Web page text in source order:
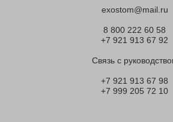
exostom@mail.ru
8 800 222 60 58
+7 921 913 67 92
Связь с
+7 921 913 67 98
+7 999 205 72 10